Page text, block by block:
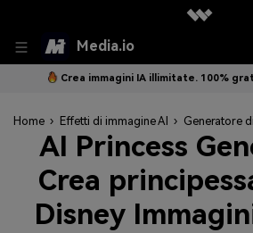
Media.io
Crea immagini IA illimitate. 100%
Home › Effetti di immagine AI › Generatore
AI Princess
Crea
Disney